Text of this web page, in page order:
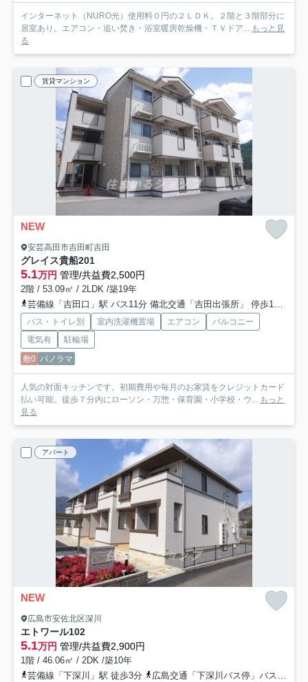
インターネット（NURO光）使用料０円の２ＬＤＫ。２階と３階部分に
居室あり。エアコン・追い焚き・浴室暖房乾燥機・ＴＶドア... もっと見
る
賃貸マンション
NEW
安芸高田市吉田町吉田
グレイス貴船201
5.1万円 管理/共益費2,500円
2階 / 53.09㎡ / 2LDK /築19年
芸備線「吉田口」駅 バス11分 備北交通「吉田出張所」 停歩1分
バス・トイレ別 室内洗濯機置場 エアコン
バルコニー
電気有
駐輪場
敷0 パノラマ
人気の対面キッチンです。初期費用や毎月のお家賃をクレジットカード
払い可能。徒歩７分内にローソン・万惣・保育園・小学校・ウ... もっと
見る
アパート
NEW
広島市安佐北区深川
エトワール102
5.1万円 管理/共益費2,900円
1階 / 46.06㎡ / 2DK /築10年
芸備線「下深川」駅 徒歩3分
広島交通「下深川バス停」バス停下車 徒歩3分